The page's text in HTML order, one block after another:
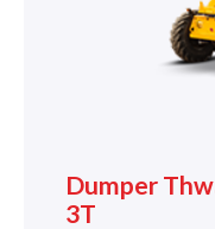
Dumper
3T